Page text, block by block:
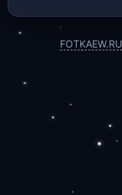
FOTKAEW.RU